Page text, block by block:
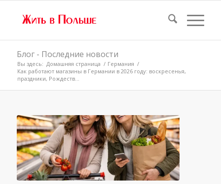
Блог - Последние новости
Вы здесь: Домашняя страница / Германия /
Как работают магазины в Германии в 2026 году: воскресенья,
праздники, Рождеств...